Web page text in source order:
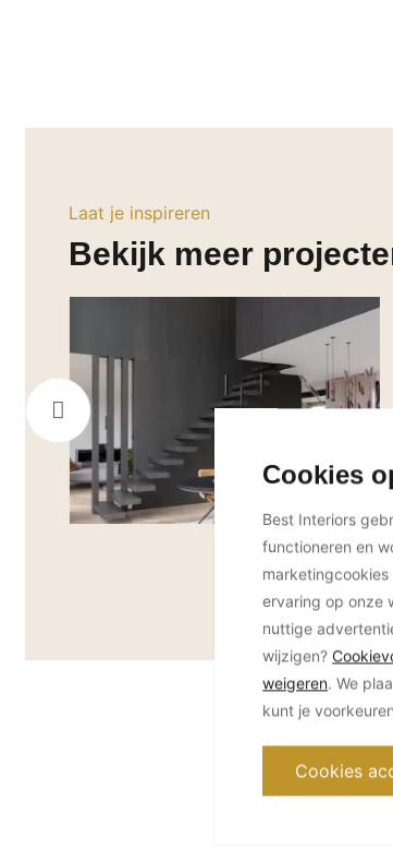
Laat je inspireren
Bekijk meer
Cookies
Best Interiors
functioneren en
ervaring op onze
nuttige
wijzigen?
weigeren. We
kunt je
Cookies